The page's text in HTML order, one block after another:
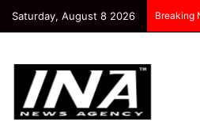
Saturday, August 8 2026 Breaking